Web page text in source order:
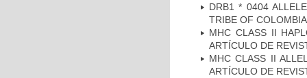
DRB1 * 0404
TRIBE OF
MHC CLASS II
ARTÍCULO DE
MHC CLASS II
ARTÍCULO DE